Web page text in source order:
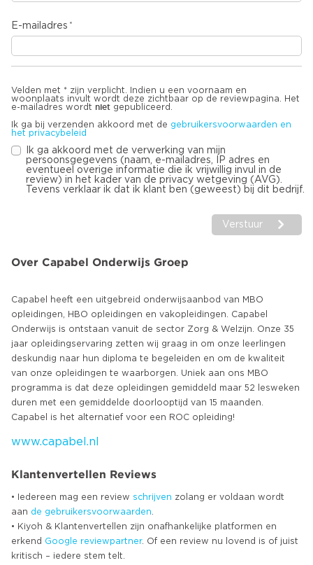
E-mailadres
Velden met * zijn verplicht. Indien u een voornaam en
woonplaats invult wordt deze zichtbaar op de reviewpagina. Het
e-mailadres wordt niet gepubliceerd.
Ik ga bij verzenden akkoord met de gebruikersvoorwaarden en
het privacybeleid
Ik ga akkoord met de verwerking van mijn
persoonsgegevens (naam, e-mailadres, IP adres en
eventueel overige informatie die ik vrijwillig invul in de
review) in het kader van de privacy wetgeving (AVG).
Tevens verklaar ik dat ik klant ben (geweest) bij dit bedrijf.
Verstuur
Over Capabel Onderwijs Groep
Capabel heeft een uitgebreid onderwijsaanbod van MBO
opleidingen, HBO opleidingen en vakopleidingen. Capabel
Onderwijs is ontstaan vanuit de sector Zorg & Welzijn. Onze 35
jaar opleidingservaring zetten wij graag in om onze leerlingen
deskundig naar hun diploma te begeleiden en om de kwaliteit
van onze opleidingen te waarborgen. Uniek aan ons MBO
programma is dat deze opleidingen gemiddeld maar 52 lesweken
duren met een gemiddelde doorlooptijd van 15 maanden.
www.capabel.nl
Klantenvertellen Reviews
• Iedereen mag een review schrijven zolang er voldaan wordt
aan de gebruikersvoorwaarden
• Kiyoh & Klantenvertellen zijn onafhankelijke platformen en
erkend Google reviewpartner. Of een review nu lovend is of juist
kritisch – iedere stem telt.